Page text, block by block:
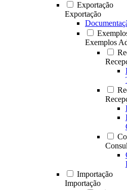
Exportação
Exportação
Exemplos
Importação
Importação